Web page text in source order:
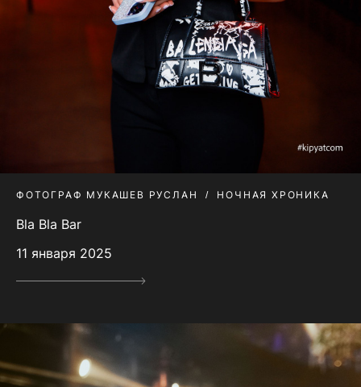
ФОТОГРАФ МУКАШЕВ РУСЛАН НОЧНАЯ ХРОНИКА
Bla Bla Bar
11 января 2025